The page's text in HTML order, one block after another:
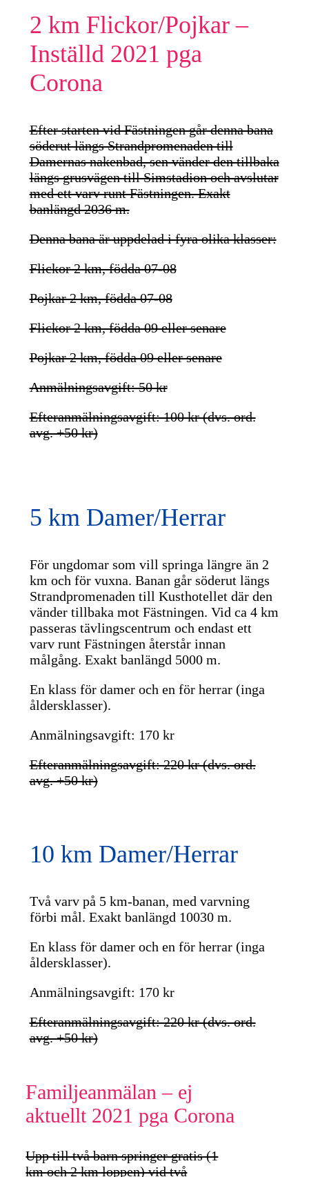
2 km Flickor/Pojkar –
Inställd 2021 pga
Corona
Efter starten vid Fästningen går denna bana
söderut längs Strandpromenaden till
Damernas nakenbad, sen vänder den tillbaka
längs grusvägen till Simstadion och avslutar
med ett varv runt Fästningen. Exakt
banlängd 2036 m.
Denna bana är uppdelad i fyra olika klasser:
Flickor 2 km, födda 07-08
Pojkar 2 km, födda 07-08
Flickor 2 km, födda 09 eller senare
Pojkar 2 km, födda 09 eller senare
Anmälningsavgift: 50 kr
Efteranmälningsavgift: 100 kr (dvs. ord.
avg. +50 kr)
5 km Damer/Herrar
För ungdomar som vill springa längre än 2
km och för vuxna. Banan går söderut längs
Strandpromenaden till Kusthotellet där den
vänder tillbaka mot Fästningen. Vid ca 4 km
passeras tävlingscentrum och endast ett
varv runt Fästningen återstår innan
målgång. Exakt banlängd 5000 m.
En klass för damer och en för herrar (inga
åldersklasser).
Anmälningsavgift: 170 kr
Efteranmälningsavgift: 220 kr (dvs. ord.
avg. +50 kr)
10 km Damer/Herrar
Två varv på 5 km-banan, med varvning
förbi mål. Exakt banlängd 10030 m.
En klass för damer och en för herrar (inga
åldersklasser).
Anmälningsavgift: 170 kr
Efteranmälningsavgift: 220 kr (dvs. ord.
avg. +50 kr)
Familjeanmälan – ej
aktuellt 2021 pga Corona
Upp till två barn springer gratis (1
km och 2 km loppen) vid två